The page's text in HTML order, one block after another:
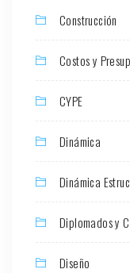
Construcción
Costos y
CYPE
Dinámica
Dinámica
Diplomados y
Diseño